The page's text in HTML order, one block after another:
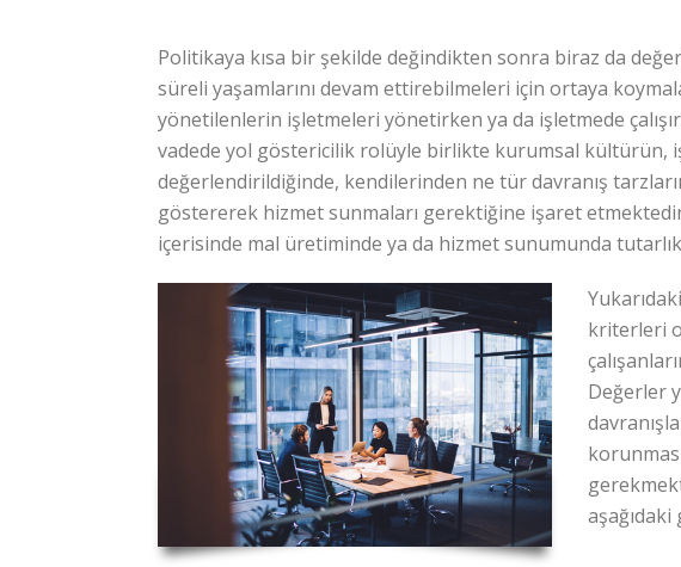
Politikaya kısa bir şekilde değindikten sonra biraz da
süreli yaşamlarını devam ettirebilmeleri için ortaya
yönetilenlerin işletmeleri yönetirken ya da işletmede
vadede yol göstericilik rolüyle birlikte kurumsal kültürün, iş
değerlendirildiğinde, kendilerinden ne tür davranış
göstererek hizmet sunmaları gerektiğine işaret
içerisinde mal üretiminde ya da hizmet sunumunda
kriterleri
Değerler